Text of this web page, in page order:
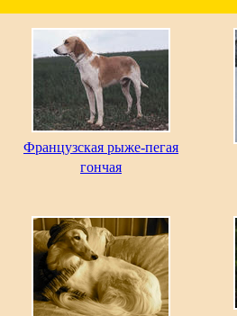
Французская рыже-пегая
гончая